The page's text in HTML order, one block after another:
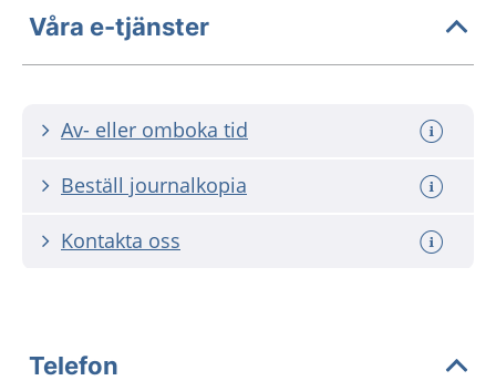
Våra e-tjänster
Av- eller omboka tid
Beställ journalkopia
Kontakta oss
Telefon